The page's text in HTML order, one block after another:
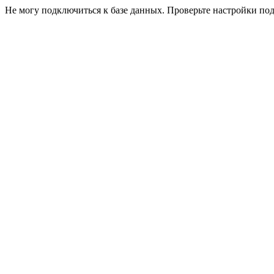
Не могу подключиться к базе данных. Проверьте настройки